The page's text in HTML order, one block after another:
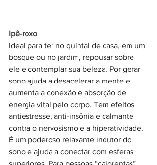
Ipê-roxo
Ideal para ter no quintal de casa, em um
bosque ou no jardim, repousar sobre
ele e contemplar sua beleza. Por gerar
sono ajuda a desacelerar a mente e
aumenta a conexão e absorção de
energia vital pelo corpo. Tem efeitos
antiestresse, anti-insônia e calmante
contra o nervosismo e a hiperatividade.
É um poderoso relaxante indutor do
sono e ajuda a conectar com esferas
superiores. Para pessoas “calorentas”,